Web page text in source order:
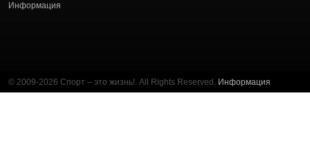
Информация
© 2009-2026 Спорт – это жизнь!. All Rights Reserved. Информация